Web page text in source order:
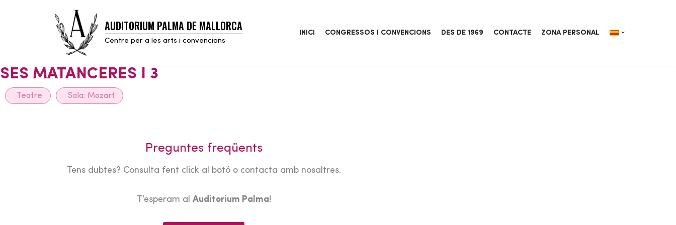
AUDITORIUM PALMA DE MALLORCA
Centre per a les arts i convencions
INICI CONGRESSOS I CONVENCIONS DES DE 1969 CONTACTE ZONA PERSONAL
SES MATANCERES I 3
Teatre Sala: Mozart
Preguntes freqüents
Tens dubtes? Consulta fent click al botó o contacta amb nosaltres.
T’esperam al Auditorium Palma!